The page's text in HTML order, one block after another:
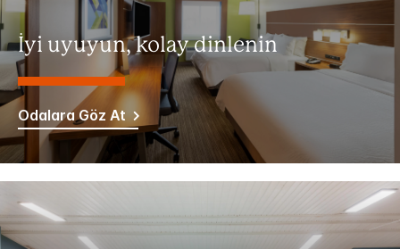
İyi uyuyun, kolay dinlenin
Odalara Göz At